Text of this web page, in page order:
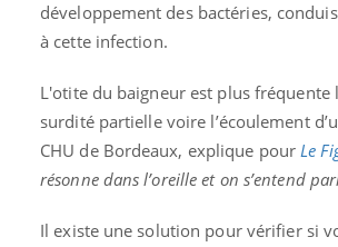
développement des bactéries,
à cette infection.
L'otite du baigneur est plus fréquente
surdité partielle voire l’écoulement
CHU de Bordeaux, explique pour Le
résonne dans l’oreille et on s’entend
Il existe une solution pour vérifier si
Et si les caries pouvaient
Éclipse solaire du 12 août
: “Des verres adaptés,
c'est indispensable pour
la santé des yeux”